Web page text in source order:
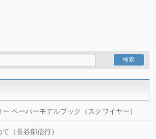
ペーパーモデルブック（スクワイヤー）
（長谷部信行）